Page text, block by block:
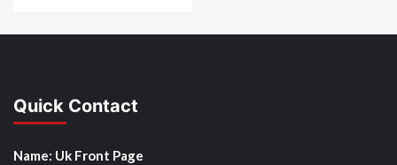
Quick Contact
Name: Uk Front Page